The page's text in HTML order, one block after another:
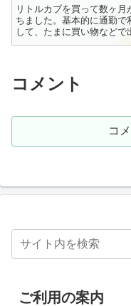
リトルカブを買って数ヶ月
ちました。基本的に通勤で
して、たまに買い物などで
ける使い方は相変わらずで
う！」と誘われま...
コメント
コ
ご利用の案内